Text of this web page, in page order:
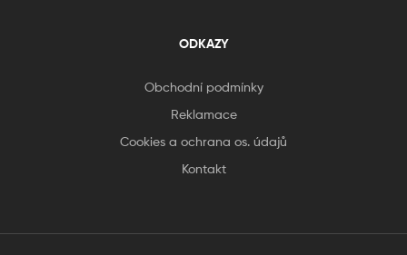
ODKAZY
Obchodní podmínky
Reklamace
Cookies a ochrana os. údajů
Kontakt